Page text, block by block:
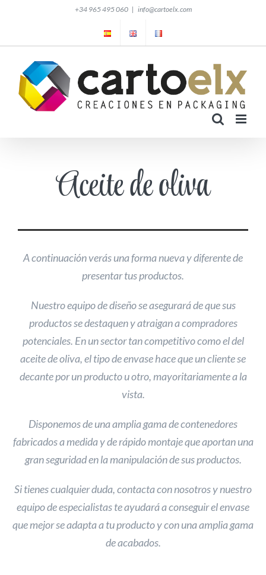
contenido
+34 965 495 060 | info@cartoelx.com
Aceite de oliva
A continuación verás una forma nueva y diferente de
presentar tus productos.
Nuestro equipo de diseño se asegurará de que sus
productos se destaquen y atraigan a compradores
potenciales. En un sector tan competitivo como el del
aceite de oliva, el tipo de envase hace que un cliente se
decante por un producto u otro, mayoritariamente a la
vista.
Disponemos de una amplia gama de contenedores
fabricados a medida y de rápido montaje que aportan una
gran seguridad en la manipulación de sus productos.
Si tienes cualquier duda, contacta con nosotros y nuestro
equipo de especialistas te ayudará a conseguir el envase
que mejor se adapta a tu producto y con una amplia gama
de acabados.